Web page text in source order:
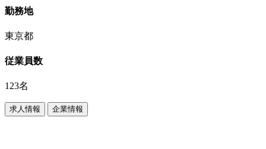
勤務地
東京都
従業員数
123名
求人情報 企業情報